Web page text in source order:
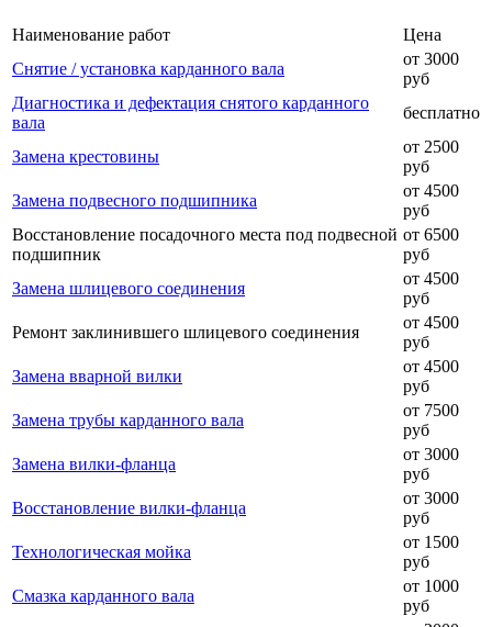
Наименование работ
Цена
Снятие / установка карданного вала
от 3000
руб
Диагностика и дефектация снятого карданного
вала
бесплатно
Замена крестовины
от 2500
руб
Замена подвесного подшипника
от 4500
руб
Восстановление посадочного места под подвесной
подшипник
от 6500
руб
Замена шлицевого соединения
от 4500
руб
Ремонт заклинившего шлицевого соединения
от 4500
руб
Замена вварной вилки
от 4500
руб
Замена трубы карданного вала
от 7500
руб
Замена вилки-фланца
от 3000
руб
Восстановление вилки-фланца
от 3000
руб
Технологическая мойка
от 1500
руб
Смазка карданного вала
от 1000
руб